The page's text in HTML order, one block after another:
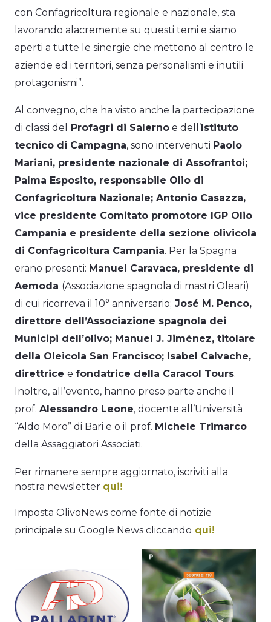
con Confagricoltura regionale e nazionale, sta
lavorando alacremente su questi temi e siamo
aperti a tutte le sinergie che mettono al centro le
aziende ed i territori, senza personalismi e inutili
protagonismi”.
Al convegno, che ha visto anche la partecipazione
di classi del
Profagri di Salerno e dell’Istituto
tecnico di Campagna, sono intervenuti Paolo
Mariani, presidente nazionale di Assofrantoi;
Palma Esposito, responsabile Olio di
Confagricoltura Nazionale; Antonio Casazza,
vice presidente Comitato promotore IGP Olio
Campania e presidente della sezione olivicola
di Confagricoltura Campania. Per la Spagna
erano presenti: Manuel Caravaca, presidente di
Aemoda (Associazione spagnola di mastri Oleari)
di cui ricorreva il 10° anniversario; José M. Penco,
direttore dell’Associazione spagnola dei
Municipi dell’olivo; Manuel J. Jiménez, titolare
della Oleicola San Francisco; Isabel Calvache,
direttrice e fondatrice della Caracol Tours.
Inoltre, all’evento, hanno preso parte anche il
prof. Alessandro Leone, docente all’Università
“Aldo Moro” di Bari e o il prof. Michele Trimarco
della Assaggiatori Associati.
Per rimanere sempre aggiornato, iscriviti alla
nostra newsletter qui!
Imposta OlivoNews come fonte di notizie
principale su Google News cliccando qui!